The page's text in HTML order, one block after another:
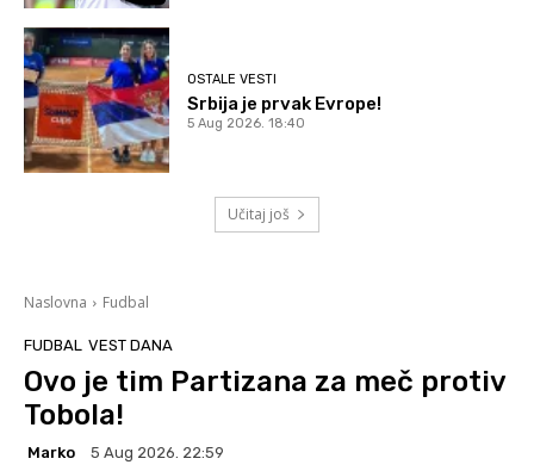
OSTALE VESTI
Srbija je prvak Evrope!
5 Aug 2026. 18:40
Učitaj još